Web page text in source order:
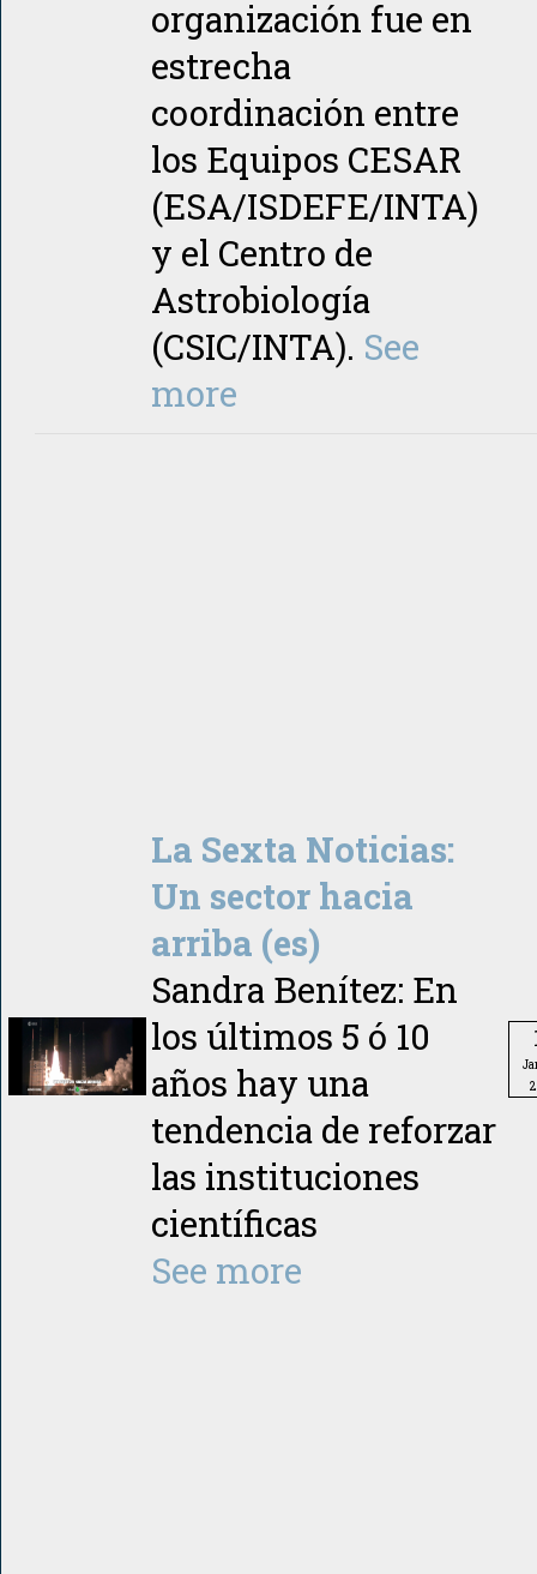
organización fue en
estrecha
coordinación entre
los Equipos CESAR
(ESA/ISDEFE/INTA)
y el Centro de
Astrobiología
(CSIC/INTA). See
more
La Sexta Noticias:
Un sector hacia
arriba (es)
Sandra Benítez: En
los últimos 5 ó 10
años hay una
tendencia de reforzar
las instituciones
científicas
See more